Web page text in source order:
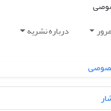
مرور درباره نشریه